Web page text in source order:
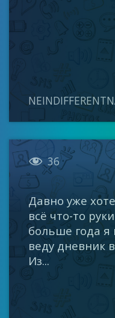
 36
Давно уже
всё что-то
больше года
веду дневник
Из...